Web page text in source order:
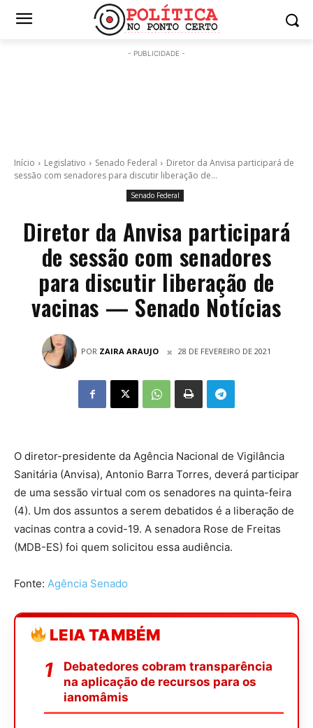
- PUBLICIDADE -
Início Legislativo Senado Federal
Diretor da Anvisa participará de
sessão com senadores para discutir liberação de...
Senado Federal
Diretor da Anvisa participará
de sessão com senadores
para discutir liberação de
vacinas — Senado Notícias
POR ZAIRA ARAUJO 28 DE FEVEREIRO DE 2021
O diretor-presidente da Agência Nacional de Vigilância
Sanitária (Anvisa), Antonio Barra Torres, deverá participar
de uma sessão virtual com os senadores na quinta-feira
(4). Um dos assuntos a serem debatidos é a liberação de
vacinas contra a covid-19. A senadora Rose de Freitas
(MDB-ES) foi quem solicitou essa audiência.
Fonte: Agência Senado
LEIA TAMBÉM
Debatedores cobram transparência
na aplicação de recursos para os
ianomâmis